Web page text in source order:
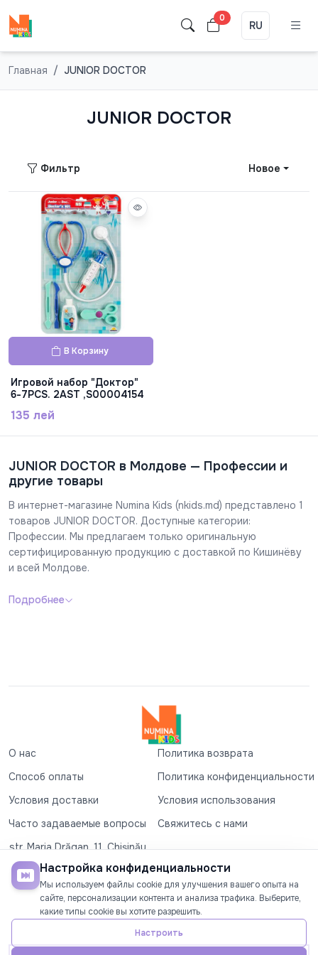
0
RU
Главная JUNIOR DOCTOR
JUNIOR DOCTOR
Фильтр Новое
В Корзину
Игровой набор "Доктор"
6-7PCS. 2AST ,S00004154
135 лей
JUNIOR DOCTOR в Молдове — Профессии и
другие товары
В интернет-магазине Numina Kids (nkids.md) представлено 1
товаров JUNIOR DOCTOR. Доступные категории:
Профессии. Мы предлагаем только оригинальную
сертифицированную продукцию с доставкой по Кишинёву
и всей Молдове.
Подробнее
О нас
Политика возврата
Способ оплаты
Политика конфиденциальности
Условия доставки
Условия использования
Часто задаваемые вопросы
Свяжитесь с нами
str. Maria Drăgan, 11, Chișinău
+37360327279
©2026Numina Kids. Все права защищены
СОЦИАЛЬНЫЕ СЕТИ
Настройка конфиденциальности
Мы используем файлы cookie для улучшения вашего опыта на
сайте, персонализации контента и анализа трафика. Выберите,
какие типы cookie вы хотите разрешить.
Настроить